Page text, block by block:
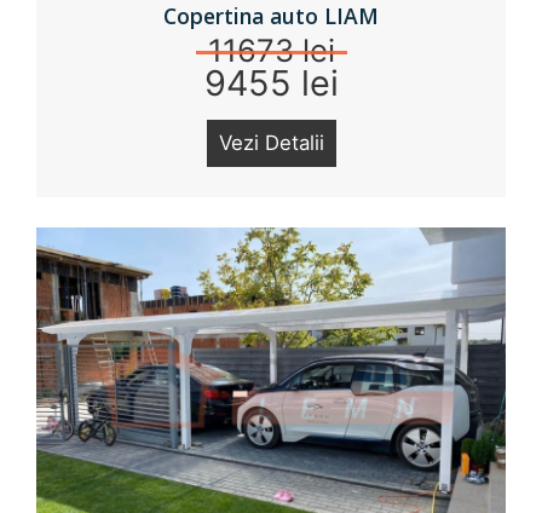
Copertina auto LIAM
11673 lei
9455 lei
Vezi Detalii